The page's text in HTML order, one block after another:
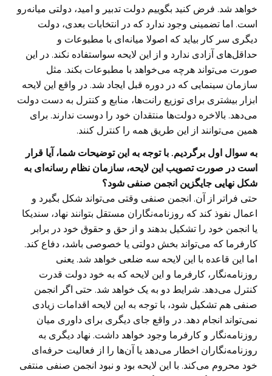
خواهد شد. فرض کنید بگوییم دولت تدبیر و امید، دولتی میانه‌رو
است. اما تضمینی وجود ندارد که در انتخابات بعدی، دولت
دیگری سر کار بیاید که اصولا میانه‌ای با مطبوعات و
حداقل‌های آزادی ندارد و از این لایحه سواستفاده نکند. در این
صورت می‌تواند هرچه می‌خواهد با مطبوعات بکند. مثل
سازمان سینمایی که در دوره قبل ایجاد شد. در واقع این لایحه
ابزار بیشتری برای توزیع رانت‌ها، منابع و کنترل به دست دولت
می‌دهد. بالاخره دولت‌ها منتقدان خود را دوست ندارند. برای
همین می‌توانند از این طریق همه را کنترل کنند.
به سوال اول برگردیم. با توجه به این توضیحات شما، آیا قرار
است در صورت تصویب این لایحه، سازمان نظام رسانه‌ای به
شکل نهایی جایگزین انجمن صنفی شود؟
حتی فراتر از آن. انجمن صنفی وقتی می‌تواند شکل بگیرد و
اعمال نفوذ کند که روزنامه‌نگاران مستقل بتوانند نهاد، سندیکا
یا انجمن خود را تشکیل بدهند و از حق و حقوق خود در برابر
کارفرما که می‌تواند بخش دولتی یا خصوصی باشد، دفاع کند.
اما این قاعده با این لایحه سه ضلعی خواهد شد. یعنی
روزنامه‌نگار، کارفرما و این لایحه که به خود دولت قدرت
کنترل می‌دهد. شرایط دو به یک خواهد شد. حتی اگر انجمن
صنفی هم تشکیل شود، با توجه به این لایحه اقدامات زیادی
نمی‌تواند انجام دهد. در واقع جای دیگری برای داوری میان
روزنامه‌نگار و کارفرما وجود خواهد داشت. نهاد دیگری به
روزنامه‌نگاران اخطار می‌دهد یا آن‌ها را از فعالیت حرفه‌ای
خود محروم می‌کند. با این لایحه بود و نبود انجمن صنفی منتفی